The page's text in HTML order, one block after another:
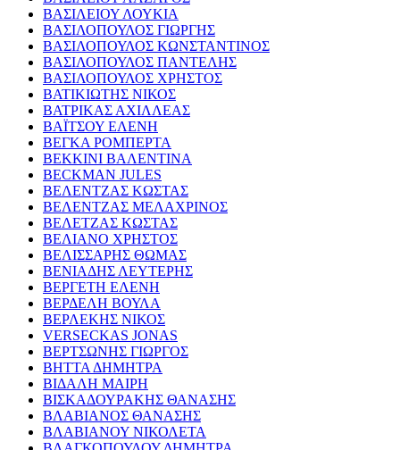
ΒΑΣΙΛΕΙΟΥ ΛΟΥΚΙΑ
ΒΑΣΙΛΟΠΟΥΛΟΣ ΓΙΩΡΓΗΣ
ΒΑΣΙΛΟΠΟΥΛΟΣ ΚΩΝΣΤΑΝΤΙΝΟΣ
ΒΑΣΙΛΟΠΟΥΛΟΣ ΠΑΝΤΕΛΗΣ
ΒΑΣΙΛΟΠΟΥΛΟΣ ΧΡΗΣΤΟΣ
ΒΑΤΙΚΙΩΤΗΣ ΝΙΚΟΣ
ΒΑΤΡΙΚΑΣ ΑΧΙΛΛΕΑΣ
ΒΑΪΤΣΟΥ ΕΛΕΝΗ
ΒΕΓΚΑ ΡΟΜΠΕΡΤΑ
ΒΕΚΚΙΝΙ ΒΑΛΕΝΤΙΝΑ
BECKMAN JULES
ΒΕΛΕΝΤΖΑΣ ΚΩΣΤΑΣ
ΒΕΛΕΝΤΖΑΣ ΜΕΛΑΧΡΙΝΟΣ
ΒΕΛΕΤΖΑΣ ΚΩΣΤΑΣ
ΒΕΛΙΑΝΟ ΧΡΗΣΤΟΣ
ΒΕΛΙΣΣΑΡΗΣ ΘΩΜΑΣ
ΒΕΝΙΑΔΗΣ ΛΕΥΤΕΡΗΣ
ΒΕΡΓΕΤΗ ΕΛΕΝΗ
ΒΕΡΔΕΛΗ ΒΟΥΛΑ
ΒΕΡΛΕΚΗΣ ΝΙΚΟΣ
VERSECKAS JONAS
ΒΕΡΤΣΩΝΗΣ ΓΙΩΡΓΟΣ
ΒΗΤΤΑ ΔΗΜΗΤΡΑ
ΒΙΔΑΛΗ ΜΑΙΡΗ
ΒΙΣΚΑΔΟΥΡΑΚΗΣ ΘΑΝΑΣΗΣ
ΒΛΑΒΙΑΝΟΣ ΘΑΝΑΣΗΣ
ΒΛΑΒΙΑΝΟΥ ΝΙΚΟΛΕΤΑ